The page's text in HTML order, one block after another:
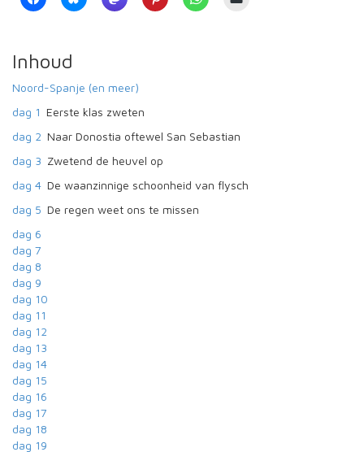
Inhoud
Noord-Spanje (en meer)
dag 1 Eerste klas zweten
dag 2 Naar Donostia oftewel San Sebastian
dag 3 Zwetend de heuvel op
dag 4 De waanzinnige schoonheid van flysch
dag 5 De regen weet ons te missen
dag 6
dag 7
dag 8
dag 9
dag 10
dag 11
dag 12
dag 13
dag 14
dag 15
dag 16
dag 17
dag 18
dag 19